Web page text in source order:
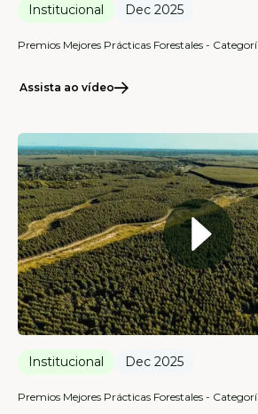
Institucional Dec 2025
Premios Mejores Prácticas Forestales -
Assista ao vídeo
Institucional Dec 2025
Premios Mejores Prácticas Forestales -